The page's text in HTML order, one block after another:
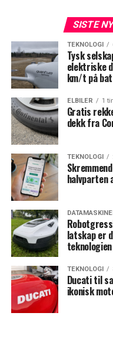
SISTE
TEKNOLOGI
Tysk
elektriske
km/t på
ELBILER 1
Gratis
dekk fra
TEKNOLOGI
halvparten
latskap er
TEKNOLOGI
Ducati til
ikonisk